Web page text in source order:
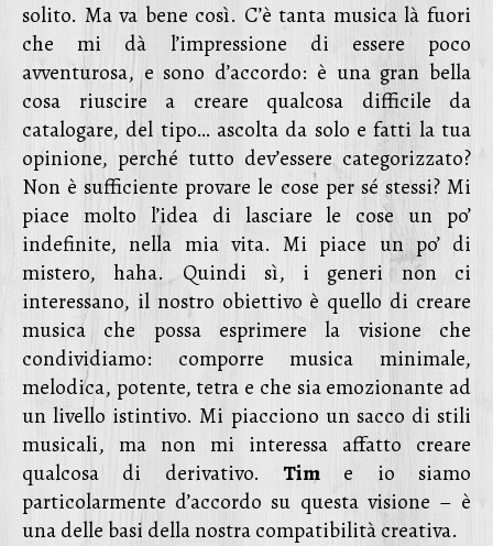
solito. Ma va bene così. C’è tanta musica là fuori
che mi dà l’impressione di essere poco
avventurosa, e sono d’accordo: è una gran bella
cosa riuscire a creare qualcosa difficile da
catalogare, del tipo… ascolta da solo e fatti la tua
opinione, perché tutto dev’essere categorizzato?
Non è sufficiente provare le cose per sé stessi? Mi
piace molto l’idea di lasciare le cose un po’
indefinite, nella mia vita. Mi piace un po’ di
mistero, haha. Quindi sì, i generi non ci
interessano, il nostro obiettivo è quello di creare
musica che possa esprimere la visione che
condividiamo: comporre musica minimale,
melodica, potente, tetra e che sia emozionante ad
un livello istintivo. Mi piacciono un sacco di stili
musicali, ma non mi interessa affatto creare
qualcosa di derivativo. Tim e io siamo
particolarmente d’accordo su questa visione – è
una delle basi della nostra compatibilità creativa.